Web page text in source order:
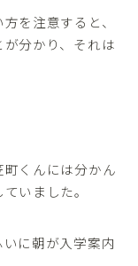
を注意すると、
分かり、それは
くんには分かん
いました。
に朝が入学案内